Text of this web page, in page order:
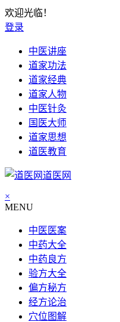
欢迎光临！
登录
中医讲座
道家功法
道家经典
道家人物
中医针灸
国医大师
道家思想
道医教育
道医网
×
MENU
中医医案
中药大全
中药良方
验方大全
偏方秘方
经方论治
穴位图解